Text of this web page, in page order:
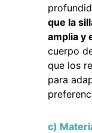
que la
amplia y
cuerpo
que los
para
c)